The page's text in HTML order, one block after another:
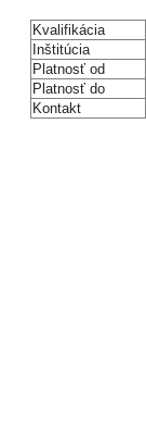
Kvalifikácia
Inštitúcia
Platnosť od
Platnosť do
Kontakt